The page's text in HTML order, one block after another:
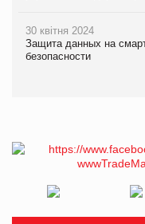
30 квітня 2024
Защита данных на
безопасности